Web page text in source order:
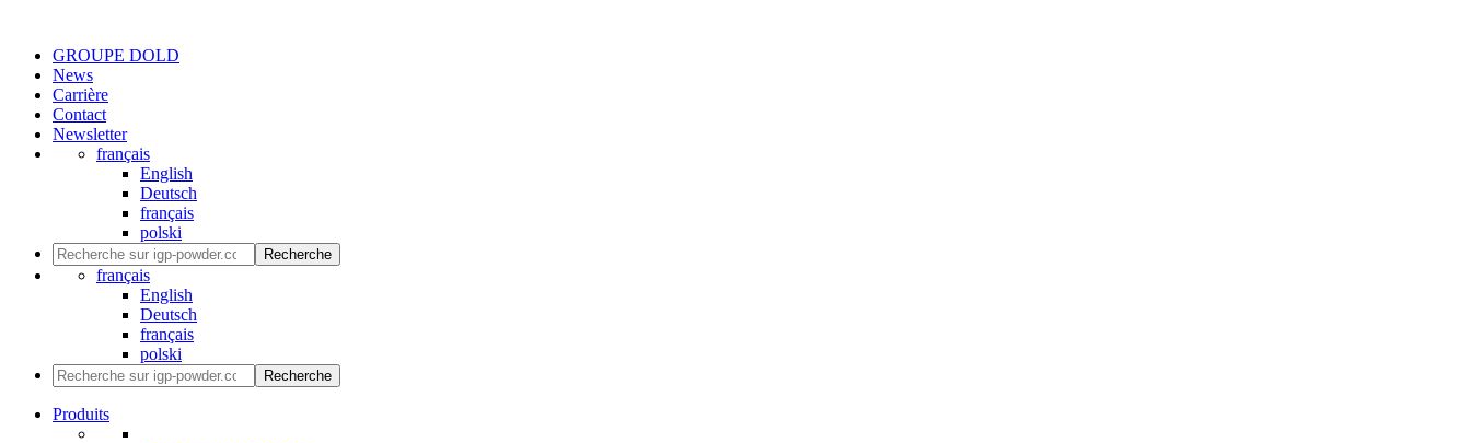
GROUPE DOLD
News
Carrière
Contact
Newsletter
français
English
Deutsch
français
polski
Recherche
français
English
Deutsch
français
polski
Recherche
Produits